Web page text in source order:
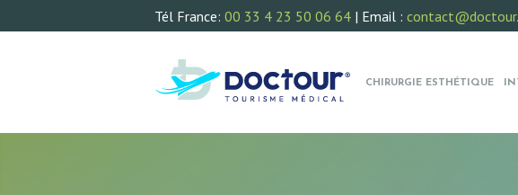
Tél France: 00 33 4 23 50 06 64 | Email :
CHIRURGIE ESTHÉTIQUE